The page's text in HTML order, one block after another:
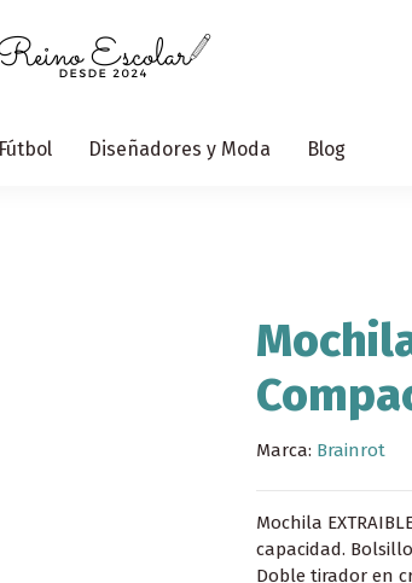
Diseñadores y Moda Blog
Marca: Brainrot
Mochila
capacidad.
Doble tirador en